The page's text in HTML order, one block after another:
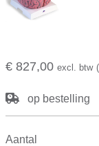
€ 827,00 excl. btw
op bestelling
Aantal